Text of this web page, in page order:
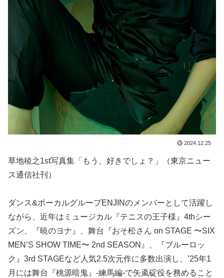
2024.12.25
草地稜之1st写真集「もう、好きでしょ？」（東京ニュー
ス通信社刊）
ダンス&ボーカルグループENJINのメンバーとして活躍し
ながら、近年はミュージカル『テニスの王子様』4thシー
ズン、『暁のヨナ』、舞台『おそ松さん on STAGE 〜SIX
MEN’S SHOW TIME〜 2nd SEASON』、『ブルーロッ
ク』3rd STAGEなど人気2.5次元作に多数出演し、’25年1
月には舞台『桃源暗鬼』-練馬編-で矢颪碇役を務めること